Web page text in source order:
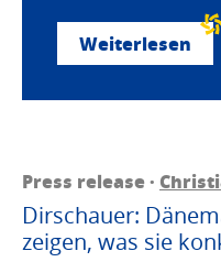
Weiterlesen
Press release ·
Dirschauer:
zeigen, was sie